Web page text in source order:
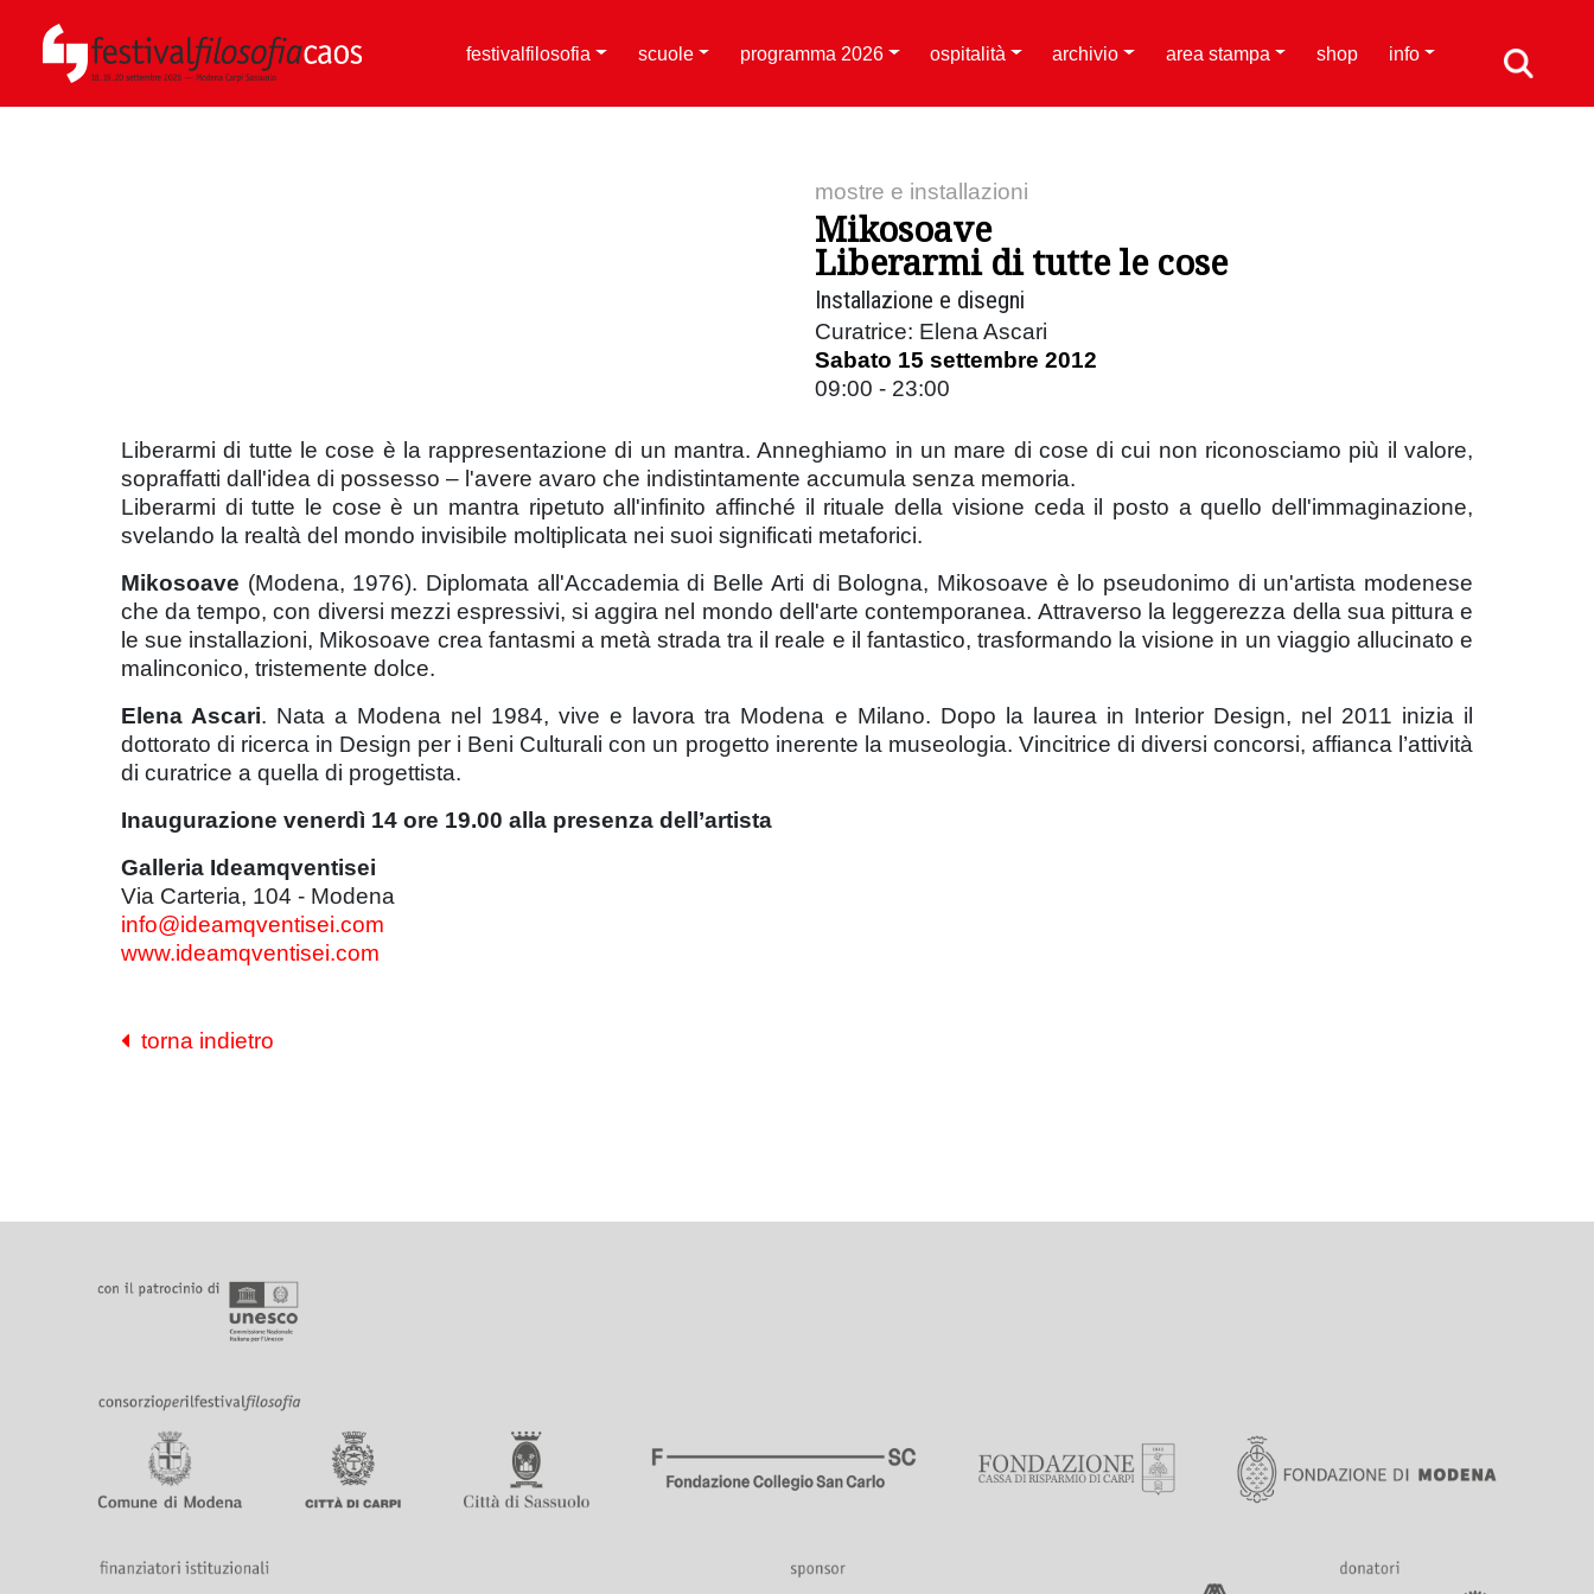
festivalfilosofia scuole programma 2026 ospitalità archivio area stampa shop info
mostre e installazioni
Mikosoave
Liberarmi di tutte le cose
Installazione e disegni
Curatrice: Elena Ascari
Sabato 15 settembre 2012
09:00 - 23:00
Liberarmi di tutte le cose è la rappresentazione di un mantra. Anneghiamo in un mare di cose di cui non riconosciamo più il valore,
sopraffatti dall'idea di possesso – l'avere avaro che indistintamente accumula senza memoria.
Liberarmi di tutte le cose è un mantra ripetuto all'infinito affinché il rituale della visione ceda il posto a quello dell'immaginazione,
svelando la realtà del mondo invisibile moltiplicata nei suoi significati metaforici.
Mikosoave (Modena, 1976). Diplomata all'Accademia di Belle Arti di Bologna, Mikosoave è lo pseudonimo di un'artista modenese
che da tempo, con diversi mezzi espressivi, si aggira nel mondo dell'arte contemporanea. Attraverso la leggerezza della sua pittura e
le sue installazioni, Mikosoave crea fantasmi a metà strada tra il reale e il fantastico, trasformando la visione in un viaggio allucinato e
malinconico, tristemente dolce.
Elena Ascari. Nata a Modena nel 1984, vive e lavora tra Modena e Milano. Dopo la laurea in Interior Design, nel 2011 inizia il
dottorato di ricerca in Design per i Beni Culturali con un progetto inerente la museologia. Vincitrice di diversi concorsi, affianca l’attività
di curatrice a quella di progettista.
Inaugurazione venerdì 14 ore 19.00 alla presenza dell’artista
Galleria Ideamqventisei
Via Carteria, 104 - Modena
info@ideamqventisei.com
www.ideamqventisei.com
torna indietro